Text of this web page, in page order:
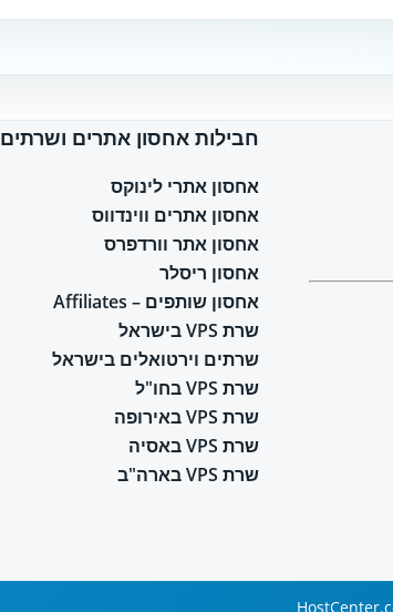
חבילות אחסון אתרים ושרתים
אחסון אתרי לינוקס
אחסון אתרים ווינדווס
אחסון אתר וורדפרס
אחסון ריסלר
אחסון שותפים – Affiliates
שרת VPS בישראל
שרתים וירטואלים בישראל
שרת VPS בחו"ל
שרת VPS באירופה
שרת VPS באסיה
שרת VPS בארה"ב